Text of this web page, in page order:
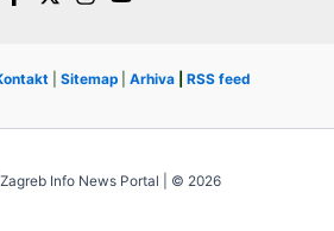
Sitemap Arhiva RSS feed
Info News Portal | © 2026